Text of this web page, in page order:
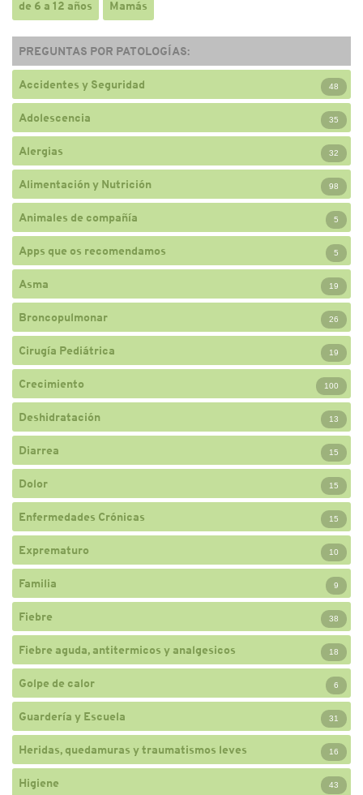
de 6 a 12 años Mamás
PREGUNTAS POR PATOLOGÍAS:
Accidentes y Seguridad 48
Adolescencia 35
Alergias 32
Alimentación y Nutrición 98
Animales de compañía 5
Apps que os recomendamos 5
Asma 19
Broncopulmonar 26
Cirugía Pediátrica 19
Crecimiento 100
Deshidratación 13
Diarrea 15
Dolor 15
Enfermedades Crónicas 15
Exprematuro 10
Familia 9
Fiebre 38
Fiebre aguda, antitermicos y analgesicos 18
Golpe de calor 6
Guardería y Escuela 31
Heridas, quedamuras y traumatismos leves 16
Higiene 43